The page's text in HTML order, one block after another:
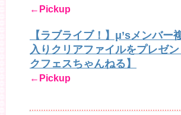
←Pickup
【ラブライブ！】μ’sメンバー
入りクリアファイルをプレゼ
クフェスちゃんねる】
←Pickup